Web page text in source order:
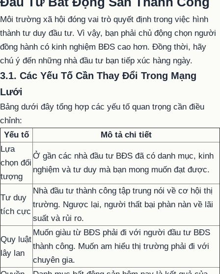
Môi trường xã hội đóng vai trò quyết định trong việc hình
thành tư duy đầu tư. Vì vậy, bạn phải chủ động chọn người
đồng hành có kinh nghiệm BĐS cao hơn. Đồng thời, hãy
chú ý đến những nhà đầu tư bạn tiếp xúc hàng ngày.
3.1. Các Yếu Tố Cần Thay Đổi Trong Mạng
Lưới
Bảng dưới đây tổng hợp các yếu tố quan trọng cần điều
chỉnh:
Yếu tố
Mô tả chi tiết
Lựa
chọn đối
tượng
Ở gần các nhà đầu tư BĐS đã có danh mục, kinh
nghiệm và tư duy mà bạn mong muốn đạt được.
Tư duy
tích cực
Nhà đầu tư thành công tập trung nói về cơ hội thị
trường. Ngược lại, người thất bại phàn nàn về lãi
suất và rủi ro.
Quy luật
lây lan
Muốn giàu từ BĐS phải đi với người đầu tư BĐS
thành công. Muốn am hiểu thị trường phải đi với
chuyên gia.